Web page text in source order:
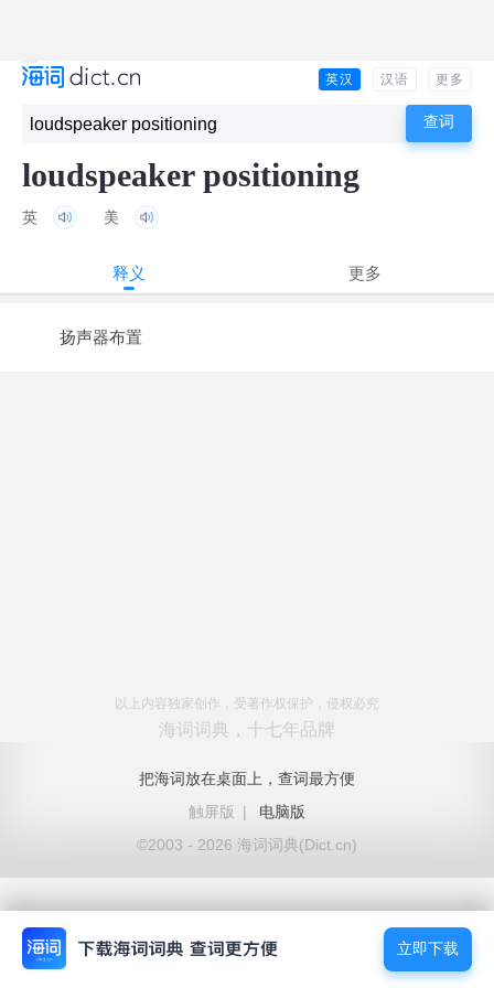
英汉 汉语 更多
loudspeaker positioning
英 美
释义 更多
扬声器布置
以上内容独家创作，受著作权保护，侵权必究
海词词典，十七年品牌
把海词放在桌面上，查词最方便
触屏版
|
电脑版
©2003 - 2026 海词词典(Dict.cn)
立即下载
立即下载